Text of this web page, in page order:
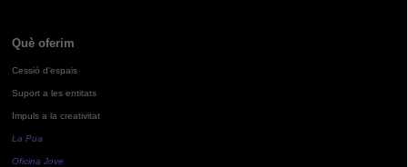
Què oferim
Cessió d'espais
Suport a les entitats
Impuls a la creativitat
La Pua
Oficina Jove